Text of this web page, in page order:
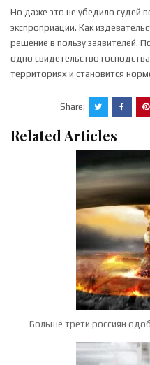
Но даже это не убедило судей
экспроприации. Как
решение в пользу заявителей.
одно свидетельство
территориях и становится
Share:
Related Articles
Больше трети россиян